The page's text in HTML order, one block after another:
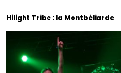
Hilight Tribe : la Montbéliarde